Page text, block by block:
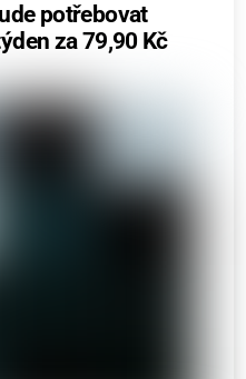
potřebovat
za 79,90 Kč